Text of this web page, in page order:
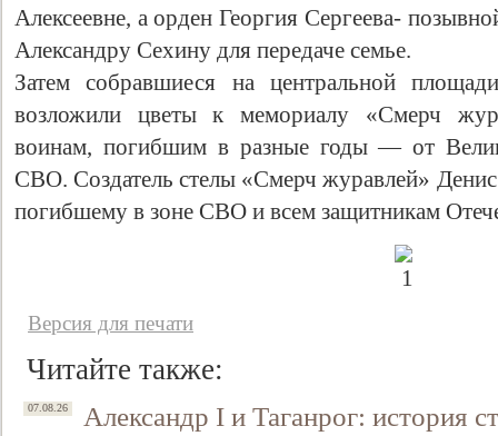
Алексеевне, а орден Георгия Сергеева-
Александру Сехину для передаче семье.
Затем собравшиеся на центральной
возложили цветы к мемориалу «Смерч
воинам, погибшим в разные годы — от
СВО. Создатель стелы «Смерч журавлей»
погибшему в зоне СВО и всем защитникам
Версия для печати
Читайте также:
07.08.26 Александр I и Таганрог: история